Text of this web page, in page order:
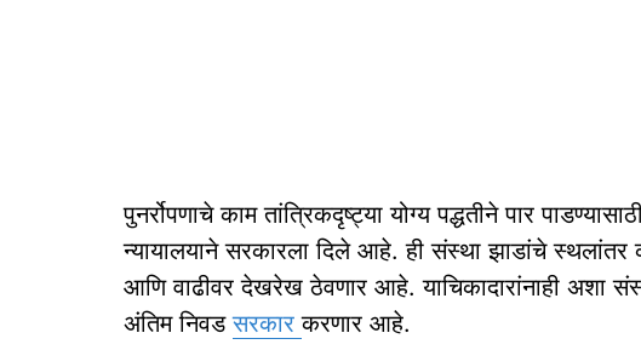
पुनर्रोपणाचे काम तांत्रिकदृष्ट्या योग्य पद्धतीने पार
न्यायालयाने सरकारला दिले आहे. ही संस्था झाडांचे स्थलांतर
आणि वाढीवर देखरेख ठेवणार आहे. याचिकादारांनाही अशा
अंतिम निवडसरकारकरणार आहे.